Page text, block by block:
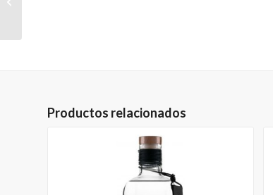
Productos relacionados